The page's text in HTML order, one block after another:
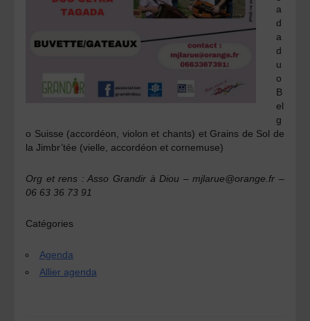
a
d
a
d
u
o
B
el
g
o Suisse (accordéon, violon et chants) et Grains de Sol de
la Jimbr’tée (vielle, accordéon et cornemuse)
Org et rens : Asso Grandir à Diou – mjlarue@orange.fr –
06 63 36 73 91
Catégories
Agenda
Allier agenda